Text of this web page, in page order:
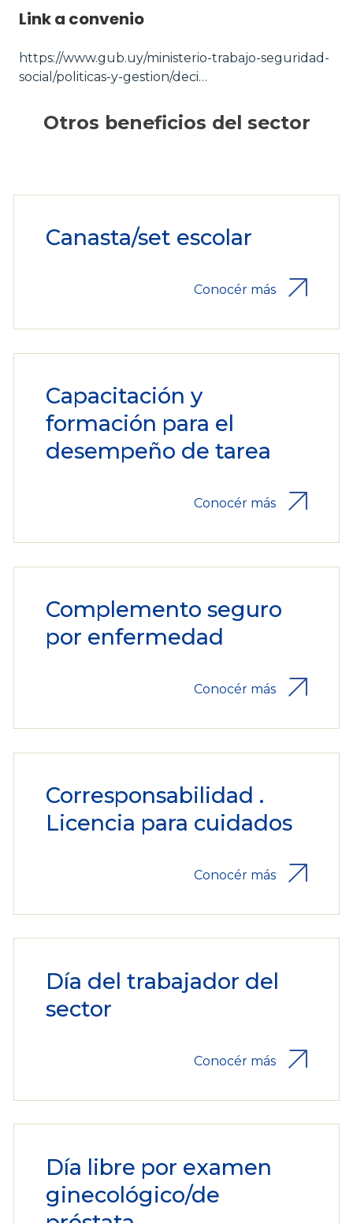
Link a convenio
https://www.gub.uy/ministerio-trabajo-seguridad-
social/politicas-y-gestion/deci…
Otros beneficios del sector
Canasta/set escolar
Conocér más
Capacitación y
formación para el
desempeño de tarea
Conocér más
Complemento seguro
por enfermedad
Conocér más
Corresponsabilidad .
Licencia para cuidados
Conocér más
Día del trabajador del
sector
Conocér más
Día libre por examen
ginecológico/de